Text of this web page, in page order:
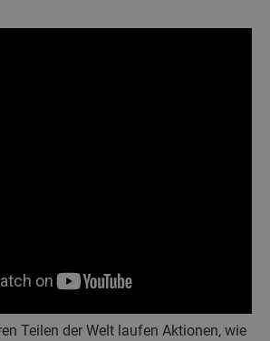
Teilen der Welt laufen Aktionen, wie